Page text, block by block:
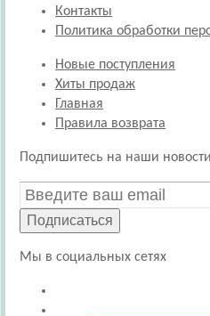
Контакты
Политика обработки
Новые поступления
Хиты продаж
Главная
Правила возврата
Подпишитесь на наши новости
Подписаться
Мы в социальных сетях